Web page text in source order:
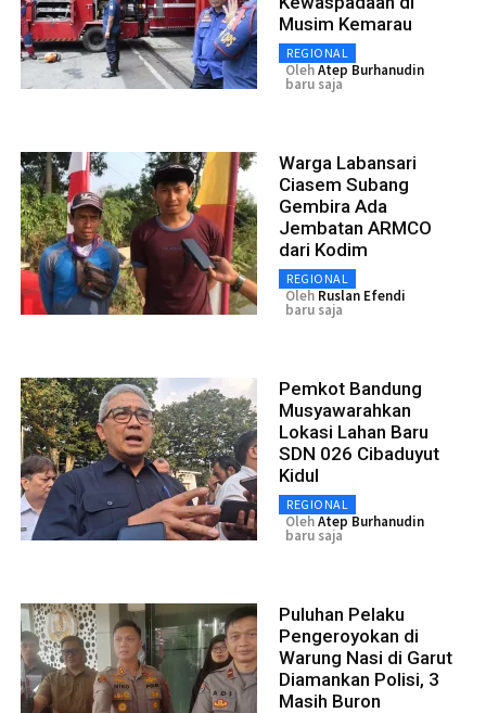
Musim Kemarau
REGIONAL
OlehAtep Burhanudin
baru saja
Warga Labansari
Ciasem Subang
Gembira Ada
Jembatan ARMCO
dari Kodim
REGIONAL
Oleh Ruslan Efendi
baru saja
Pemkot Bandung
Musyawarahkan
Lokasi Lahan Baru
SDN 026 Cibaduyut
Kidul
REGIONAL
OlehAtep Burhanudin
baru saja
Puluhan Pelaku
Pengeroyokan di
Warung Nasi di Garut
Diamankan Polisi, 3
Masih Buron